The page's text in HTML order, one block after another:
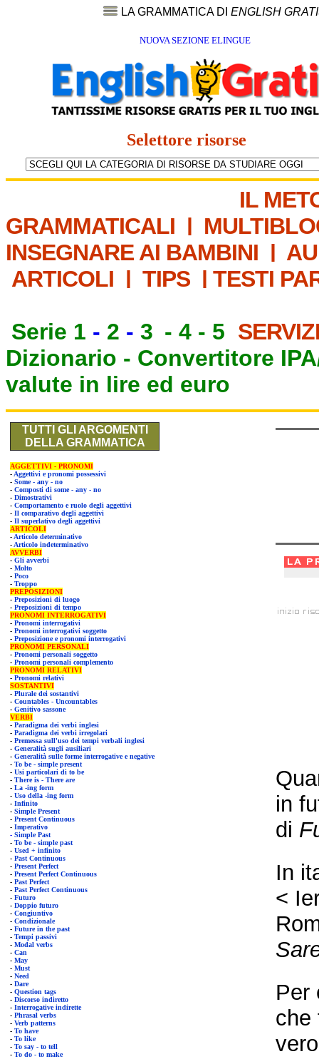
LA GRAMMATICA DI ENGLISH
NUOVA SEZIONE ELINGUE
Selettore risorse
IL
GRAMMATICALI |
INSEGNARE AI BAMBINI |
ARTICOLI | TIPS | TESTI
Serie 1 - 2 - 3 - 4 - 5
Dizionario - Convertitore
valute in lire ed euro
TUTTI GLI ARGOMENTI
DELLA GRAMMATICA
AGGETTIVI - PRONOMI
- Aggettivi e pronomi possessivi
- Some - any - no
- Composti di some - any - no
- Dimostrativi
- Comportamento e ruolo degli aggettivi
- Il comparativo degli aggettivi
- Il superlativo degli aggettivi
ARTICOLI
- Articolo determinativo
- Articolo indeterminativo
AVVERBI
- Gli avverbi
- Molto
- Poco
- Troppo
PREPOSIZIONI
- Preposizioni di luogo
- Preposizioni di tempo
PRONOMI INTERROGATIVI
- Pronomi interrogativi
- Pronomi interrogativi soggetto
- Preposizione e pronomi interrogativi
PRONOMI PERSONALI
- Pronomi personali soggetto
- Pronomi personali complemento
PRONOMI RELATIVI
- Pronomi relativi
SOSTANTIVI
- Plurale dei sostantivi
- Countables - Uncountables
- Genitivo sassone
VERBI
- Paradigma dei verbi inglesi
- Paradigma dei verbi irregolari
- Premessa sull'uso dei tempi verbali inglesi
- Generalità sugli ausiliari
- Generalità sulle forme interrogative e negative
- To be - simple present
- Usi particolari di to be
- There is - There are
- La -ing form
- Uso della -ing form
- Infinito
- Simple Present
- Present Continuous
- Imperativo
- Simple Past
- To be - simple past
- Used + infinito
- Past Continuous
- Present Perfect
- Present Perfect Continuous
- Past Perfect
- Past Perfect Continuous
- Futuro
- Doppio futuro
- Congiuntivo
- Condizionale
- Future in the past
- Tempi passivi
- Modal verbs
- Can
- May
- Must
- Need
- Dare
- Question tags
- Discorso indiretto
- Interrogative indirette
- Phrasal verbs
- Verb patterns
- To have
- To like
- To say - to tell
- To do - to make
in
di
In
<
Per
che